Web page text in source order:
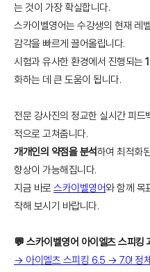
는 것이 가장 확실합니다.
스카이벨영어는 수강생의 현재 레
감각을 빠르게 끌어올립니다.
시험과 유사한 환경에서 진행되는
화하는 데 큰 도움이 됩니다.
전문 강사진의 정교한 실시간 피
적으로 고쳐줍니다.
개개인의 약점을 분석하여 최적화
향상이 가능해집니다.
지금 바로스카이벨영어와 함께 목
작해 보시기 바랍니다.
💬 스카이벨영어 아이엘츠 스피킹
→ 아이엘츠 스피킹 6.5 → 7.0! 정